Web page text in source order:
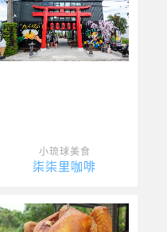
小琉球美食
柒柒里咖啡